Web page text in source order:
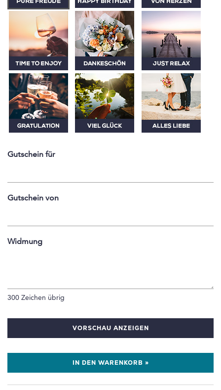
Gutschein für
Gutschein von
Widmung
300 Zeichen übrig
VORSCHAU ANZEIGEN
IN DEN WARENKORB »